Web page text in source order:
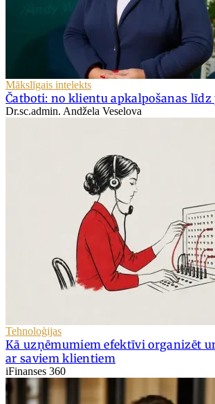
Mākslīgais intelekts
Čatboti: no klientu apkalpošanas līdz
Dr.sc.admin. Andžela Veselova
Tehnoloģijas
Kā uzņēmumiem efektīvi organizēt
ar saviem klientiem
iFinanses 360